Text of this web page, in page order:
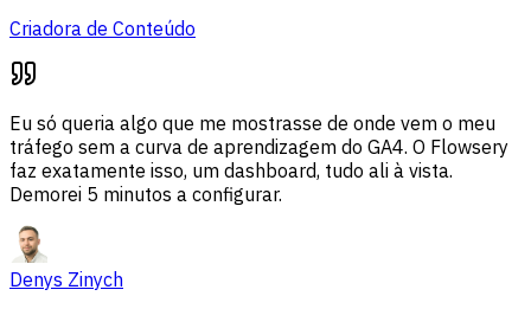
Criadora de Conteúdo
Eu só queria algo que me mostrasse de onde vem o meu
tráfego sem a curva de aprendizagem do GA4. O Flowsery
faz exatamente isso, um dashboard, tudo ali à vista.
Demorei 5 minutos a configurar.
Denys Zinych